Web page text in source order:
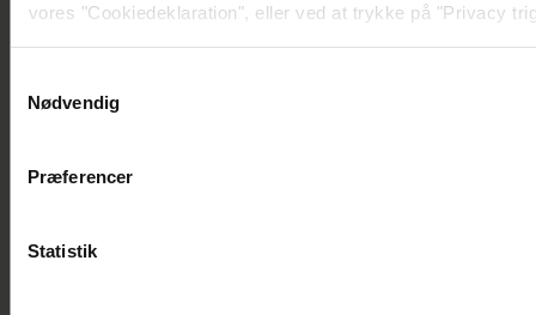
vores "Cookiedeklaration", eller ved at trykke på "Privacy
Vi anvender egne cookies og cookies fra tredjeparter til at
generere statistik og huske dine præferencer samt til brug
Nødvendig
Præferencer
Statistik
fra hinanden før